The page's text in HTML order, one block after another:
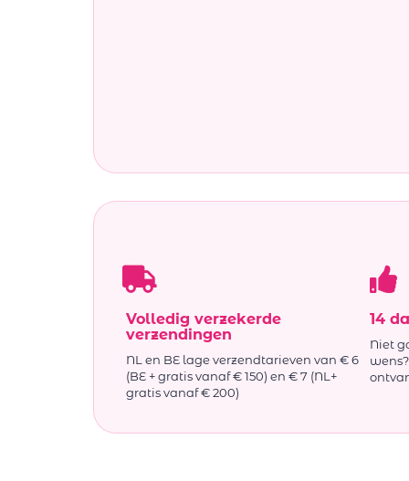
Volledig verzekerde
verzendingen
NL en BE lage verzendtarieven van € 6
(BE + gratis vanaf € 150) en € 7 (NL+
gratis vanaf € 200)
14
Niet